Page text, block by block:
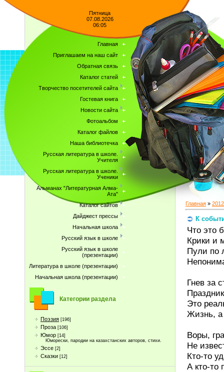
Пятница
07.08.2026
06:05
Главная
Приглашаем на наш сайт
Обратная связь
Каталог статей
Творчество посетителей сайта
Гостевая книга
Новости сайта
Фотоальбом
Каталог файлов
Наша библиотечка
Русская литература в школе.
Учителя
Русская литература в школе.
Ученики
Альманах "Литературная Алма-
Ата"
Каталог сайтов
Дайджест прессы
Начальная школа
Русский язык в школе
Русский язык в школе
(презентации)
Литература в школе (презентации)
Начальная школа (презентации)
Категории раздела
Поэзия [196]
Проза [106]
Юмор [14]
Юморески, пародии на казахстанских авторов, стихи.
Эссе [2]
Сказки [12]
Главная » 2012
К
Что это
Крики и
Пули по
Гнев за
Это
Жизнь, а
Воры,
Не
Кто-то
А кто-то